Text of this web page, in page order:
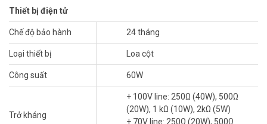
Cũng tương tự như
trong cùng series loa cột TOA TZ,
mang hiệu năng cao và hiệu quả bằng việc sử dụng 6 loa hình nón
10W sắp xếp theo 1 chiều dọc trên vách ngăn. Đặc điểm này giúp
loa tạo định hướng cho âm thanh phát đi theo chiều ngang, loa có
mọi hoạt động của loa diễn ra bình thường.
loa màu đen TOA TZ-606Bđược khuếch đại
với độ vang và phản hồi thấp nhất, có hiệu quả cao trong việc giảm
Thiết bị điện tử
Chế độ bảo hành 24 tháng
Loại thiết bị Loa cột
Công suất 60W
Trở kháng
+ 100V line: 250Ω (40W), 500Ω
(20W), 1 kΩ (10W), 2kΩ (5W)
+ 70V line: 250Ω (20W), 500Ω